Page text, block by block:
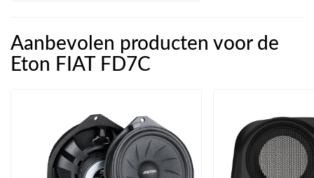
Aanbevolen producten voor de
Eton FIAT FD7C